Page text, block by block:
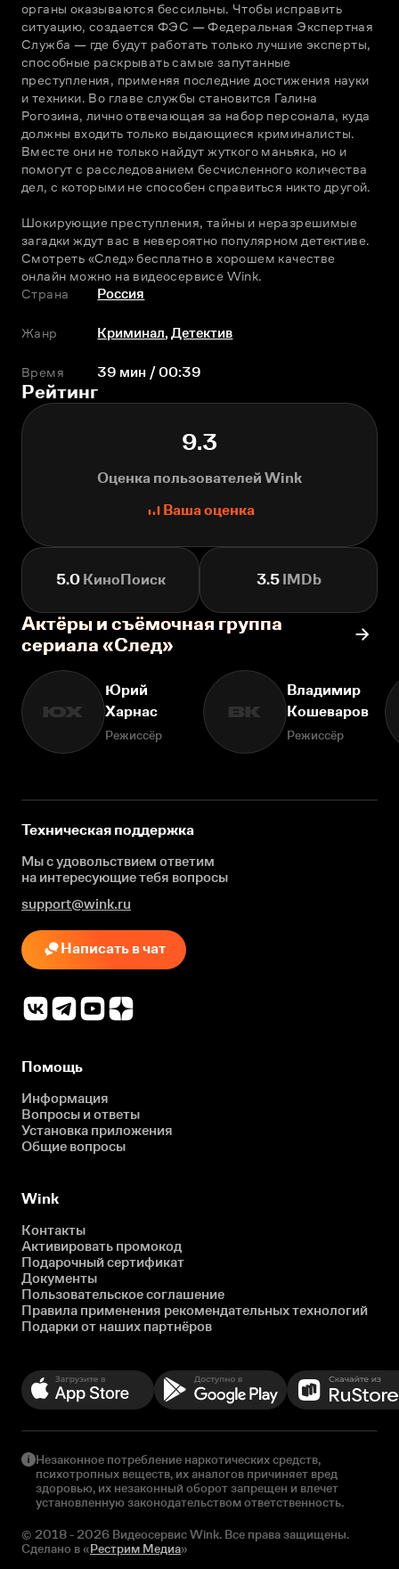
органы оказываются бессильны. Чтобы исправить
ситуацию, создается ФЭС — Федеральная Экспертная
Служба — где будут работать только лучшие эксперты,
способные раскрывать самые запутанные
преступления, применяя последние достижения науки
и техники. Во главе службы становится Галина
Рогозина, лично отвечающая за набор персонала, куда
должны входить только выдающиеся криминалисты.
Вместе они не только найдут жуткого маньяка, но и
помогут с расследованием бесчисленного количества
дел, с которыми не способен справиться никто другой.
Шокирующие преступления, тайны и неразрешимые
загадки ждут вас в невероятно популярном детективе.
Смотреть «След» бесплатно в хорошем качестве
онлайн можно на видеосервисе Wink.
Страна
Россия
Жанр Криминал,Детектив
Время 39 мин / 00:39
Рейтинг
9.3
Оценка пользователей Wink
Ваша оценка
5.0КиноПоиск 3.5IMDb
Актёры и съёмочная группа
сериала «След»
ЮХ
Юрий
Харнас
Режиссёр
ВК
Владимир
Кошеваров
Режиссёр
Техническая поддержка
Мы с удовольствием ответим
на интересующиетебя вопросы
support@wink.ru
Написать в чат
Помощь
Информация
Вопросы и ответы
Установка приложения
Общие вопросы
Wink
Контакты
Активировать промокод
Подарочный сертификат
Документы
Пользовательское соглашение
Правила применения рекомендательных технологий
Подарки от наших партнёров
Незаконное потребление наркотических средств,
психотропных веществ, их аналогов причиняет вред
здоровью, их незаконный оборот запрещен и влечет
установленную законодательством ответственность.
© 2018 - 2026 Видеосервис Wink. Все права защищены.
Сделано в «Рестрим Медиа»